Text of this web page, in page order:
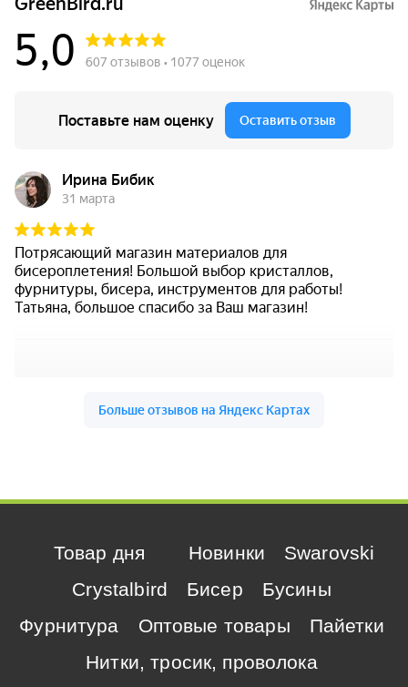
Товар дня Новинки
Swarovski
Crystalbird
Бисер
Бусины
Фурнитура
Оптовые товары
Пайетки
Нитки, тросик, проволока